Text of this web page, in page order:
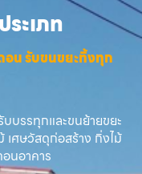
ะเภท
อน รับขนขยะทิ้งทุก
บรรทุกและขนย้ายขยะ
เศษวัสดุก่อสร้าง กิ่งไม้
นอาคาร